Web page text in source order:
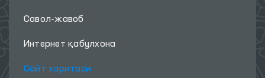
Савол-жавоб
Интернет қабулхона
Сайт харитаси